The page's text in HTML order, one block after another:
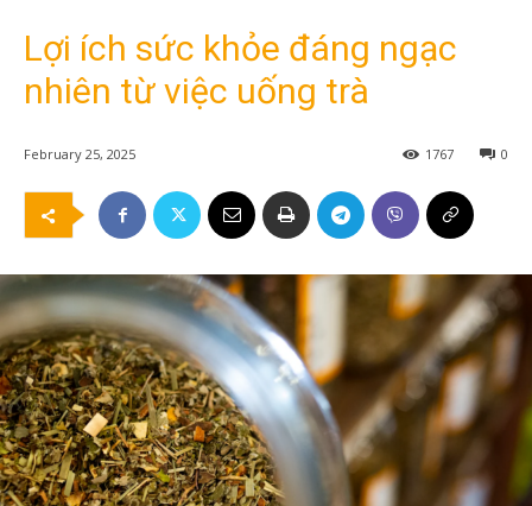
Lợi ích sức khỏe đáng ngạc
nhiên từ việc uống trà
February 25, 2025 0
1767